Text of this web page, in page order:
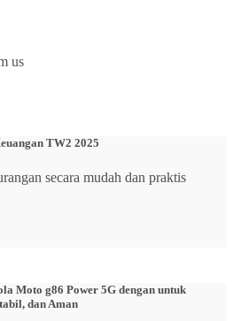
us
TW2 2025
secara mudah dan praktis
Moto g86 Power 5G dengan untuk
dan Aman